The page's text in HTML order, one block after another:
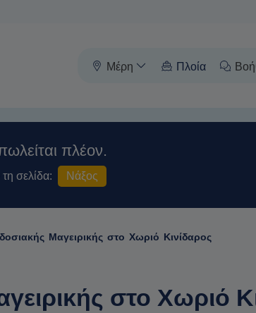
Μέρη Πλοία
πλέον.
σελίδα: Νάξος
Μαγειρικής στο Χωριό Κινίδαρος
στο Χωριό